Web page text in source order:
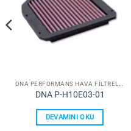
DNA P-H10E03-01
DEVAMINI OKU